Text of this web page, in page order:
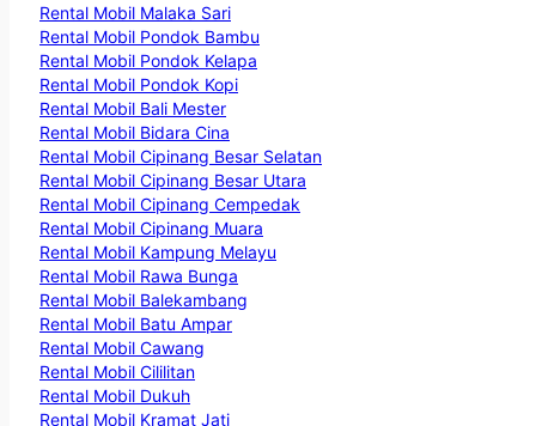
Rental Mobil Malaka Sari
Rental Mobil Pondok Bambu
Rental Mobil Pondok Kelapa
Rental Mobil Pondok Kopi
Rental Mobil Bali Mester
Rental Mobil Bidara Cina
Rental Mobil Cipinang Besar Selatan
Rental Mobil Cipinang Besar Utara
Rental Mobil Cipinang Cempedak
Rental Mobil Cipinang Muara
Rental Mobil Kampung Melayu
Rental Mobil Rawa Bunga
Rental Mobil Balekambang
Rental Mobil Batu Ampar
Rental Mobil Cawang
Rental Mobil Cililitan
Rental Mobil Dukuh
Rental Mobil Kramat Jati